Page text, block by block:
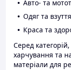
Авто- та
Одяг та взуття
Краса та
Серед
харчування та
матеріали для